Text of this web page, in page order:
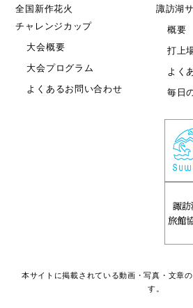
全国新作花火
チャレンジカップ
大会概要
大会プログラム
よくあるお問い合わせ
諏訪湖
概要
打上
よく
毎日
本サイトに掲載されている動画・写真・文章
す。